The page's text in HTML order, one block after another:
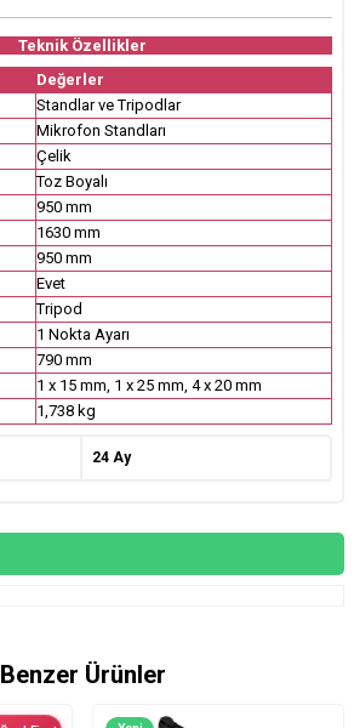
Teknik Özellikler
Değerler
Standlar ve Tripodlar
Mikrofon Standları
Çelik
Toz Boyalı
950 mm
1630 mm
950 mm
Evet
Tripod
1 Nokta Ayarı
790 mm
1 x 15 mm, 1 x 25 mm, 4 x 20 mm
1,738 kg
24 Ay
Benzer Ürünler